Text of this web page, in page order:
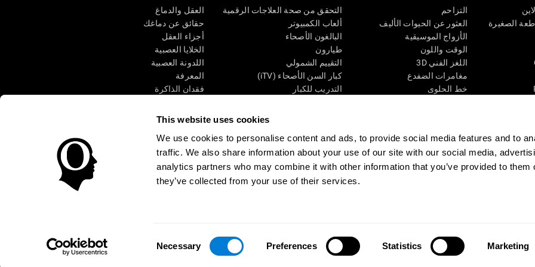
This website uses cookies
We use cookies to personalise content and ads, to provide social media features and to
traffic. We also share information about your use of our site with our social media,
analytics partners who may combine it with other information that you’ve provided to them
they’ve collected from your use of their services.
Necessary Preferences Statistics Marketing
العقل والدماغ
حقائق عن دماغك
أجزاء العقل
الخلايا العصبية
اللدونة العصبية
المعرفة
فقدان الذاكرة
وظائف ذهنية
الإدراك الحسى
الانتباه
التحقق من صحة العلاجات الرقمية
ألعاب الكمبيوتر
البالغون الأصحاء
طيارون
التقييم الشمولي
كبار السن الأصحاء (iTV)
التدريب للكبار
الصغيرة
التزاحم
العثور عن الحيوات الأليف
الأزواج الموسيقية
الوقت واللون
اللغز الفني 3D
مغامرات الضفدع
خط الحلوى
اللعبة العقلية: تفجير البالونات
ألعاب الذكاء
ألعاب اون لاين من آجل الذاكرة
CogniFit Inc © 2026